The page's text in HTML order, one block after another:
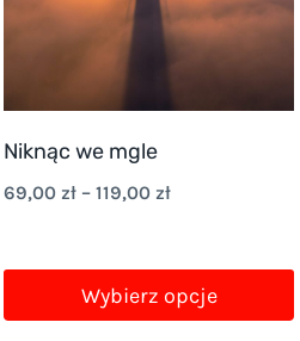
Niknąc we mgle
69,00 zł – 119,00 złZakres
od
69,00 zł
Wybierz opcje